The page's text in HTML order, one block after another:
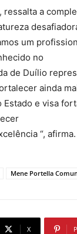
ressalta a
um
no
de Duílio
ainda
Estado e visa
“, afirma.
Mene Portella
X